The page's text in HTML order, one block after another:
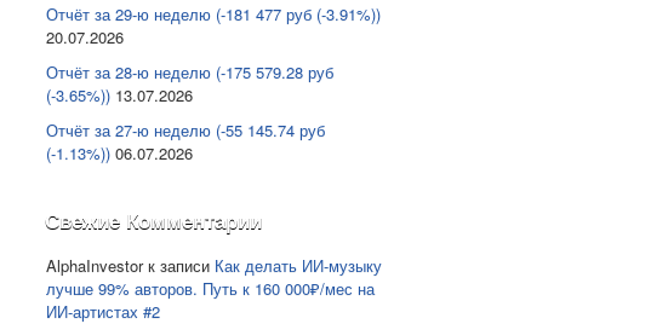
Отчёт за 29-ю неделю (-181 477 руб (-3.91%))
20.07.2026
Отчёт за 28-ю неделю (-175 579.28 руб
(-3.65%)) 13.07.2026
Отчёт за 27-ю неделю (-55 145.74 руб
(-1.13%)) 06.07.2026
Свежие Комментарии
AlphaInvestorк записи Как делать ИИ-музыку
лучше 99% авторов. Путь к 160 000₽/мес на
ИИ-артистах #2